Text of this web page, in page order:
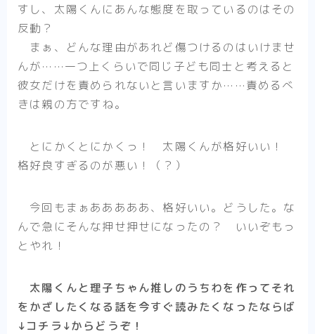
そのメイド、危険につき
その他
アニメ
ハイキュー！！
WIND BREAKER
Helck（アニメ）
マッシュル-MASHLE-
不徳のギルド（アニメ）
逃げ上手の若君
すし、太陽くんにあんな態度を取っているのはその
反動？
まぁ、どんな理由があれど傷つけるのはいけませ
んが……一つ上くらいで同じ子ども同士と考えると
彼女だけを責められないと言いますか……責めるべ
きは親の方ですね。
とにかくとにかくっ！ 太陽くんが格好いい！
格好良すぎるのが悪い！（？）
今回もまぁあああああ、格好いい。どうした。な
んで急にそんな押せ押せになったの？ いいぞもっ
とやれ！
太陽くんと理子ちゃん推しのうちわを作ってそれ
をかざしたくなる話を今すぐ読みたくなったならば
↓コチラ↓からどうぞ！